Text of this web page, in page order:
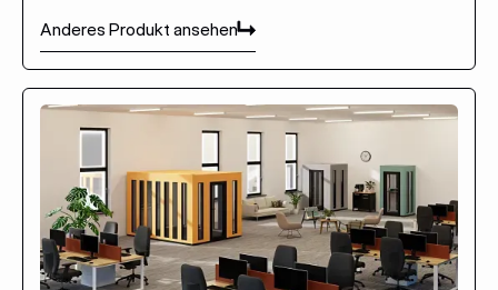
Anderes Produkt ansehen
Anderes Produkt ansehen